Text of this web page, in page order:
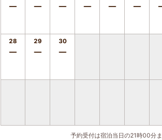
ー ー ー ー ー ー
28
ー
29
ー
30
ー
予約受付は宿泊当日の21時00分